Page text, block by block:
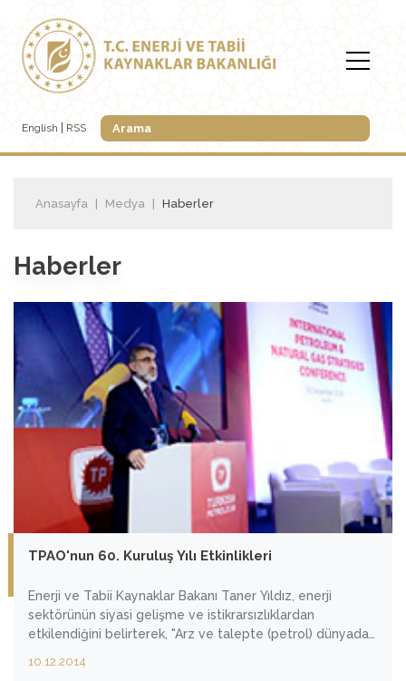
English RSS
Anasayfa Medya Haberler
Haberler
TPAO'nun 60. Kuruluş Yılı Etkinlikleri
Enerji ve Tabii Kaynaklar Bakanı Taner Yıldız, enerji
sektörünün siyasi gelişme ve istikrarsızlıklardan
etkilendiğini belirterek, "Arz ve talepte (petrol) dünyada
enteresan bir şekilde düşüyor" dedi.
10.12.2014